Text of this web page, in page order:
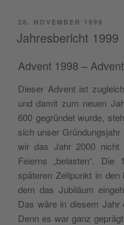
POSTED
ON
28. NOVEMBER 1999
Jahresbericht 1999
Advent 1998 –
Dieser Advent ist
und damit zum neuen
600 gegrün­det wurde,
sich unser
wir das Jahr 2000 nicht
Feierns „belas­ten“.
späteren Zeit­punkt in
dem das Jubiläum
Das wäre in diesem Jahr
Denn es war ganz